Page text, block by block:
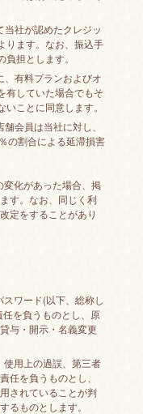
社が認めたクレジッ
ります。なお、振込手
担とします。
、有料プランおよびオ
有していた場合でもそ
ことに同意します。
会員は当社に対し、
の割合による延滞損害
化があった場合、掲
す。なお、同じく利
定をすることがあり
ワード(以下、総称し
を負うものとし、原
与・開示・名義変更
用上の過誤、第三者
任を負うものとし、
されていることが判
るものとします。